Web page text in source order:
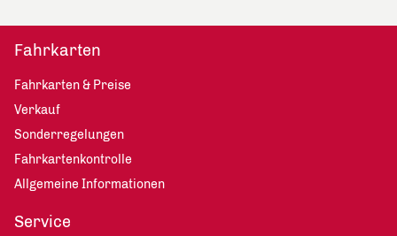
Fahrkarten
Fahrkarten & Preise
Verkauf
Sonderregelungen
Fahrkartenkontrolle
Allgemeine Informationen
Service